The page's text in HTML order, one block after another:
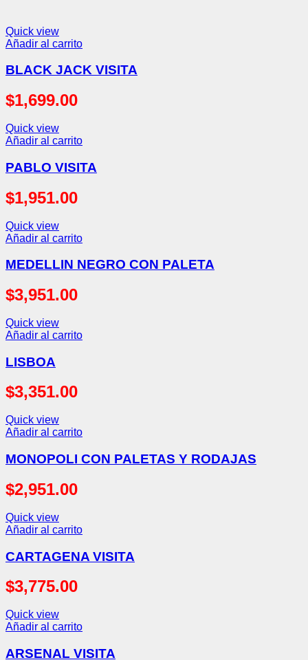
Quick view
Añadir al carrito
BLACK JACK VISITA
$1,699.00
Quick view
Añadir al carrito
PABLO VISITA
$1,951.00
Quick view
Añadir al carrito
MEDELLIN NEGRO CON PALETA
$3,951.00
Quick view
Añadir al carrito
LISBOA
$3,351.00
Quick view
Añadir al carrito
MONOPOLI CON PALETAS Y RODAJAS
$2,951.00
Quick view
Añadir al carrito
CARTAGENA VISITA
$3,775.00
Quick view
Añadir al carrito
ARSENAL VISITA